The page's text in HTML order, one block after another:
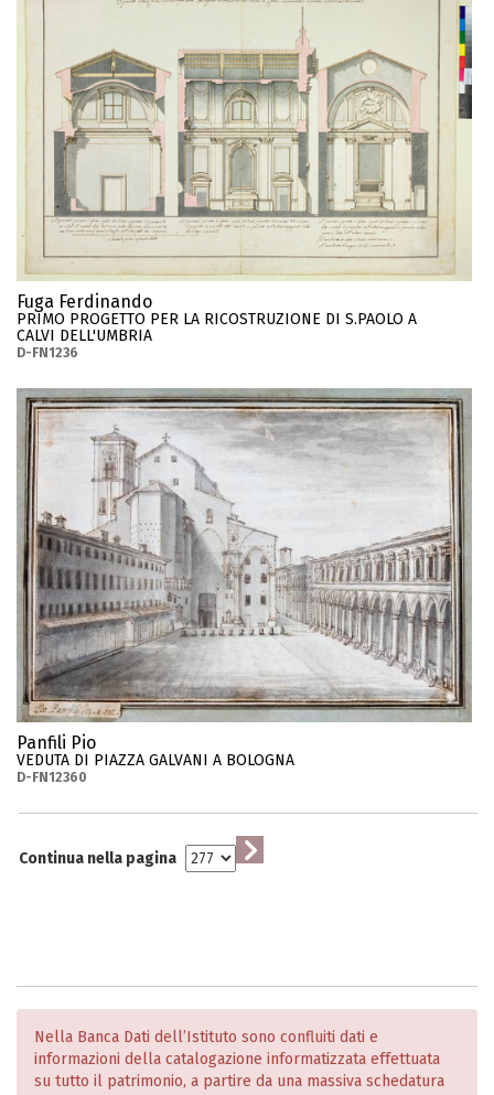
Fuga Ferdinando
PRIMO PROGETTO PER LA RICOSTRUZIONE DI S.PAOLO A
CALVI DELL'UMBRIA
D-FN1236
Panfili Pio
VEDUTA DI PIAZZA GALVANI A BOLOGNA
D-FN12360
Continua nella pagina
Nella Banca Dati dell’Istituto sono confluiti dati e
informazioni della catalogazione informatizzata effettuata
su tutto il patrimonio, a partire da una massiva schedatura